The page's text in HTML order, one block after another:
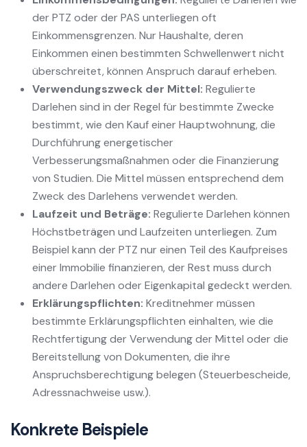
der PTZ oder der PAS unterliegen oft
Einkommensgrenzen. Nur Haushalte, deren
Einkommen einen bestimmten Schwellenwert nicht
überschreitet, können Anspruch darauf erheben.
Verwendungszweck der Mittel: Regulierte
Darlehen sind in der Regel für bestimmte Zwecke
bestimmt, wie den Kauf einer Hauptwohnung, die
Durchführung energetischer
Verbesserungsmaßnahmen oder die Finanzierung
von Studien. Die Mittel müssen entsprechend dem
Zweck des Darlehens verwendet werden.
Laufzeit und Beträge: Regulierte Darlehen können
Höchstbeträgen und Laufzeiten unterliegen. Zum
Beispiel kann der PTZ nur einen Teil des Kaufpreises
einer Immobilie finanzieren, der Rest muss durch
andere Darlehen oder Eigenkapital gedeckt werden.
Erklärungspflichten: Kreditnehmer müssen
bestimmte Erklärungspflichten einhalten, wie die
Rechtfertigung der Verwendung der Mittel oder die
Bereitstellung von Dokumenten, die ihre
Anspruchsberechtigung belegen (Steuerbescheide,
Adressnachweise usw.).
Konkrete Beispiele